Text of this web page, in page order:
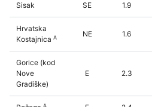
Sisak SE 1.9
Hrvatska
Kostajnica A NE 1.6
Gorice (kod
Nove
Gradiške)
E 2.3
A